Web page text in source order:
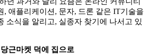
, 애플리케이션, 문자, 드론 같은 IT기술을
소식을 알리고, 실종자 찾기에 나서고 있
근마켓 덕에 집으로